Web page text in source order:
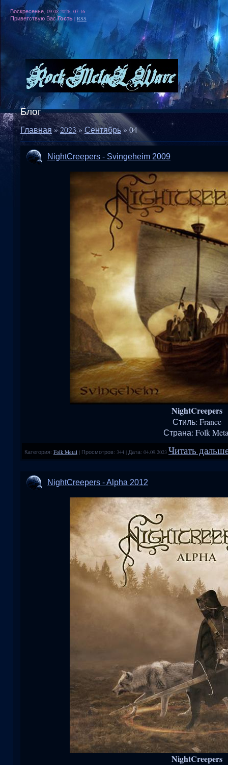
Воскресенье, 09.08.2026, 07:16
Приветствую Вас Гость | RSS
Блог
Главная»2023»Сентябрь» 04
NightCreepers - Svingeheim 2009
NightCreepers
Стиль: France
Страна: Folk
Категория: Folk Metal | Просмотров: 344 | Дата: 04.09.2023 Читать
NightCreepers - Alpha 2012
NightCreepers